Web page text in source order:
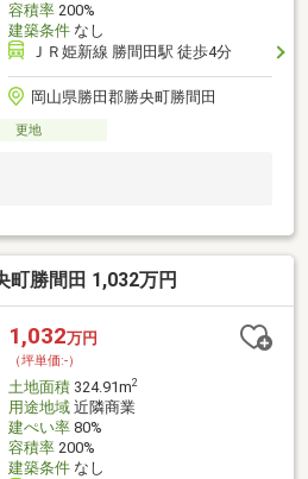
容積率200%
建築条件なし
ＪＲ姫新線 勝間田駅 徒歩4分
岡山県勝田郡勝央町勝間田
更地
町勝間田 1,032万円
1,032万円
（坪単価:-）
土地面積324.91m2
用途地域近隣商業
建ぺい率80%
容積率200%
建築条件なし